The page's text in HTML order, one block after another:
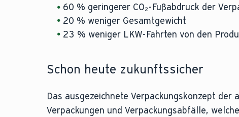
60 % geringerer CO₂-Fußabdruck der
20 % weniger Gesamtgewicht
23 % weniger LKW-Fahrten von den
Schon heute zukunftssicher
Das ausgezeichnete Verpackungskonzept
Verpackungen und Verpackungsabfälle,